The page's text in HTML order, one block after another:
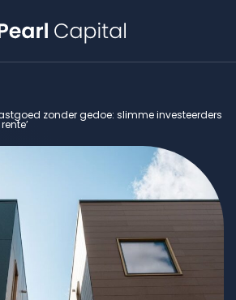
zonder gedoe: slimme investeerders